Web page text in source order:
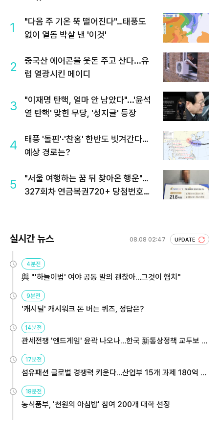
1
"다음 주 기온 뚝 떨어진다"…태풍도
없이 열돔 박살 낸 '이것'
2
중국산 에어콘을 웃돈 주고 산다...유
럽 열광시킨 메이디
3
"이재명 탄핵, 얼마 안 남았다"...'윤석
열 탄핵' 맞힌 무당, '성지글' 등장
4
태풍 '돌핀'·'찬홈' 한반도 빗겨간다…
예상 경로는?
5
"서울 여행하는 꿈 뒤 찾아온 행운"…
327회차 연금복권720+ 당첨번호조
실시간 뉴스 08.08 02:47 UPDATE
4분전
與 "'하늘이법' 여야 공동 발의 괜찮아…그것이 협치"
9분전
'캐시딜' 캐시워크 돈 버는 퀴즈, 정답은?
14분전
관세전쟁 '엔드게임' 윤곽 나오나…한국 新통상정책 교두보 활
17분전
섬유패션 글로벌 경쟁력 키운다…산업부 15개 과제 180억 지
18분전
농식품부, '천원의 아침밥' 참여 200개 대학 선정